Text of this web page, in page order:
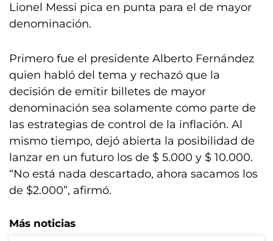
Lionel Messi pica en punta para el de mayor
denominación.
Primero fue el presidente Alberto Fernández
quien habló del tema y rechazó que la
decisión de emitir billetes de mayor
denominación sea solamente como parte de
las estrategias de control de la inflación. Al
mismo tiempo, dejó abierta la posibilidad de
lanzar en un futuro los de $ 5.000 y $ 10.000.
“No está nada descartado, ahora sacamos los
de $2.000”, afirmó.
Más noticias